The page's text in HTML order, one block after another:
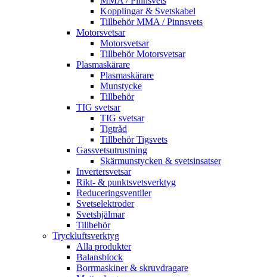
Kopplingar & Svetskabel
Tillbehör MMA / Pinnsvets
Motorsvetsar
Motorsvetsar
Tillbehör Motorsvetsar
Plasmaskärare
Plasmaskärare
Munstycke
Tillbehör
TIG svetsar
TIG svetsar
Tigtråd
Tillbehör Tigsvets
Gassvetsutrustning
Skärmunstycken & svetsinsatser
Invertersvetsar
Rikt- & punktsvetsverktyg
Reduceringsventiler
Svetselektroder
Svetshjälmar
Tillbehör
Tryckluftsverktyg
Alla produkter
Balansblock
Borrmaskiner & skruvdragare